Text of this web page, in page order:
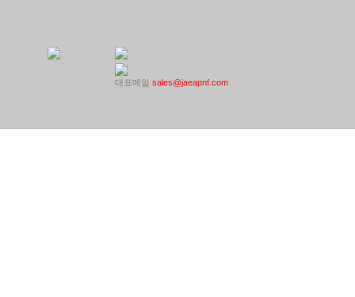
대표메일 sales@jaeapnf.com